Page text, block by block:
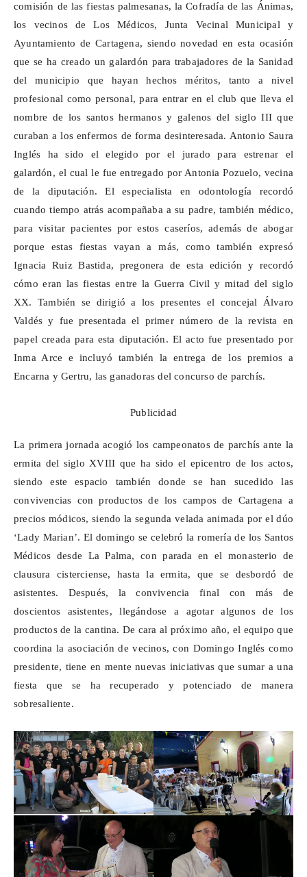
comisión de las fiestas palmesanas, la Cofradía de las Ánimas,
los vecinos de Los Médicos, Junta Vecinal Municipal y
Ayuntamiento de Cartagena, siendo novedad en esta ocasión
que se ha creado un galardón para trabajadores de la Sanidad
del municipio que hayan hechos méritos, tanto a nivel
profesional como personal, para entrar en el club que lleva el
nombre de los santos hermanos y galenos del siglo III que
curaban a los enfermos de forma desinteresada. Antonio Saura
Inglés ha sido el elegido por el jurado para estrenar el
galardón, el cual le fue entregado por Antonia Pozuelo, vecina
de la diputación. El especialista en odontología recordó
cuando tiempo atrás acompañaba a su padre, también médico,
para visitar pacientes por estos caseríos, además de abogar
porque estas fiestas vayan a más, como también expresó
Ignacia Ruiz Bastida, pregonera de esta edición y recordó
cómo eran las fiestas entre la Guerra Civil y mitad del siglo
XX. También se dirigió a los presentes el concejal Álvaro
Valdés y fue presentada el primer número de la revista en
papel creada para esta diputación. El acto fue presentado por
Inma Arce e incluyó también la entrega de los premios a
Encarna y Gertru, las ganadoras del concurso de parchís.
Publicidad
La primera jornada acogió los campeonatos de parchís ante la
ermita del siglo XVIII que ha sido el epicentro de los actos,
siendo este espacio también donde se han sucedido las
convivencias con productos de los campos de Cartagena a
precios módicos, siendo la segunda velada animada por el dúo
‘Lady Marian’. El domingo se celebró la romería de los Santos
Médicos desde La Palma, con parada en el monasterio de
clausura cisterciense, hasta la ermita, que se desbordó de
asistentes. Después, la convivencia final con más de
doscientos asistentes, llegándose a agotar algunos de los
productos de la cantina. De cara al próximo año, el equipo que
coordina la asociación de vecinos, con Domingo Inglés como
presidente, tiene en mente nuevas iniciativas que sumar a una
fiesta que se ha recuperado y potenciado de manera
sobresaliente.